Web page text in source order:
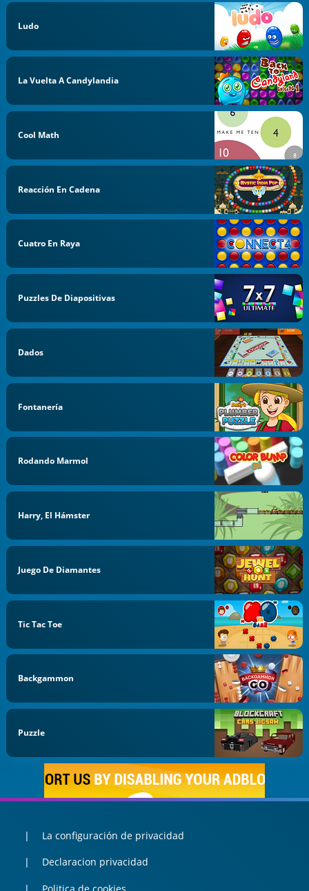
Ludo
La Vuelta A Candylandia
Cool Math
Reacción En Cadena
Cuatro En Raya
Puzzles De Diapositivas
Dados
Fontanería
Rodando Marmol
Harry, El Hámster
Juego De Diamantes
Tic Tac Toe
Backgammon
Puzzle
La configuración de privacidad
Declaracion privacidad
Politica de cookies